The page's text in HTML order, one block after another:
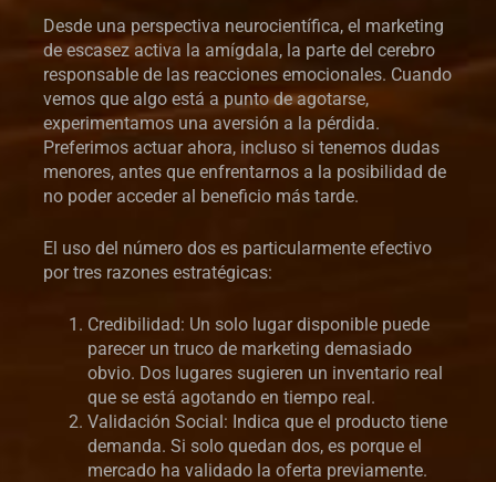
Desde una perspectiva neurocientífica, el marketing
de escasez activa la amígdala, la parte del cerebro
responsable de las reacciones emocionales. Cuando
vemos que algo está a punto de agotarse,
experimentamos una aversión a la pérdida.
Preferimos actuar ahora, incluso si tenemos dudas
menores, antes que enfrentarnos a la posibilidad de
no poder acceder al beneficio más tarde.
El uso del número dos es particularmente efectivo
por tres razones estratégicas:
Credibilidad: Un solo lugar disponible puede
parecer un truco de marketing demasiado
obvio. Dos lugares sugieren un inventario real
que se está agotando en tiempo real.
Validación Social: Indica que el producto tiene
demanda. Si solo quedan dos, es porque el
mercado ha validado la oferta previamente.